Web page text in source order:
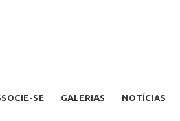
SE GALERIAS NOTÍCIAS